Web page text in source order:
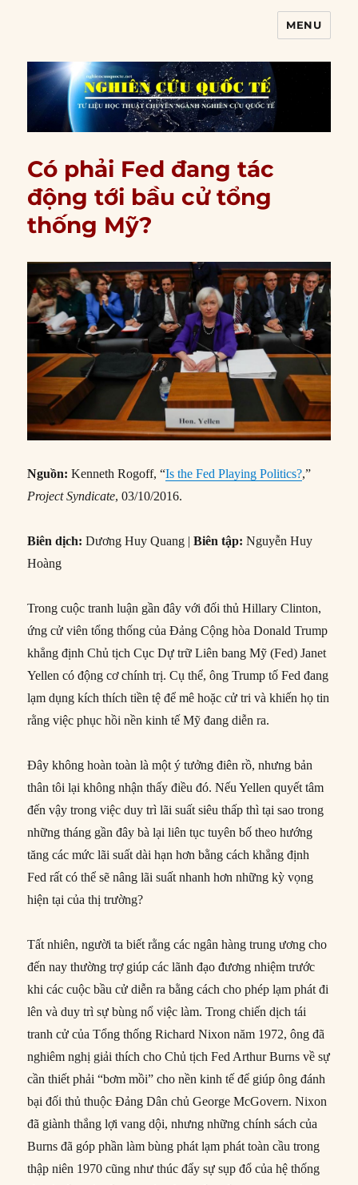
MENU
Có phải Fed đang tác
động tới bầu cử tổng
thống Mỹ?
Nguồn: Kenneth Rogoff, “Is the Fed Playing Politics?,”
Project Syndicate, 03/10/2016.
Biên dịch: Dương Huy Quang |Biên tập: Nguyễn Huy
Hoàng
Trong cuộc tranh luận gần đây với đối thủ Hillary Clinton,
ứng cử viên tổng thống của Đảng Cộng hòa Donald Trump
khẳng định Chủ tịch Cục Dự trữ Liên bang Mỹ (Fed) Janet
Yellen có động cơ chính trị. Cụ thể, ông Trump tố Fed đang
lạm dụng kích thích tiền tệ để mê hoặc cử tri và khiến họ tin
rằng việc phục hồi nền kinh tế Mỹ đang diễn ra.
Đây không hoàn toàn là một ý tưởng điên rồ, nhưng bản
thân tôi lại không nhận thấy điều đó. Nếu Yellen quyết tâm
đến vậy trong việc duy trì lãi suất siêu thấp thì tại sao trong
những tháng gần đây bà lại liên tục tuyên bố theo hướng
tăng các mức lãi suất dài hạn hơn bằng cách khẳng định
Fed rất có thể sẽ nâng lãi suất nhanh hơn những kỳ vọng
hiện tại của thị trường?
Tất nhiên, người ta biết rằng các ngân hàng trung ương cho
đến nay thường trợ giúp các lãnh đạo đương nhiệm trước
khi các cuộc bầu cử diễn ra bằng cách cho phép lạm phát đi
lên và duy trì sự bùng nổ việc làm. Trong chiến dịch tái
tranh cử của Tổng thống Richard Nixon năm 1972, ông đã
nghiêm nghị giải thích cho Chủ tịch Fed Arthur Burns về sự
cần thiết phải “bơm mồi” cho nền kinh tế để giúp ông đánh
bại đối thủ thuộc Đảng Dân chủ George McGovern. Nixon
đã giành thắng lợi vang dội, nhưng những chính sách của
Burns đã góp phần làm bùng phát lạm phát toàn cầu trong
thập niên 1970 cũng như thúc đẩy sự sụp đổ của hệ thống